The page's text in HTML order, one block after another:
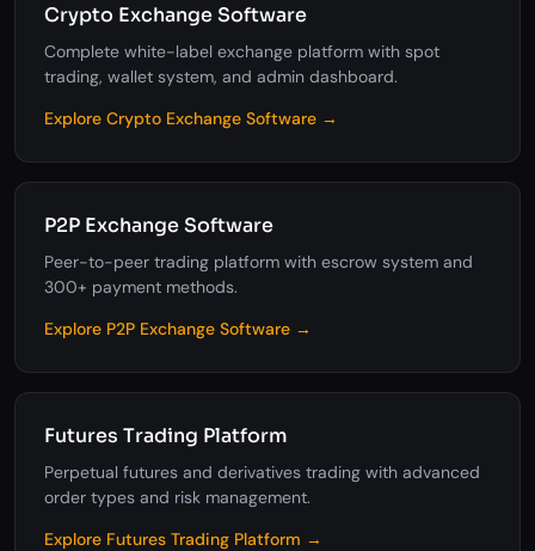
Crypto Exchange Software
Complete white-label exchange platform with spot
trading, wallet system, and admin dashboard.
Explore Crypto Exchange Software →
P2P Exchange Software
Peer-to-peer trading platform with escrow system and
300+ payment methods.
Explore P2P Exchange Software →
Futures Trading Platform
Perpetual futures and derivatives trading with advanced
order types and risk management.
Explore Futures Trading Platform →